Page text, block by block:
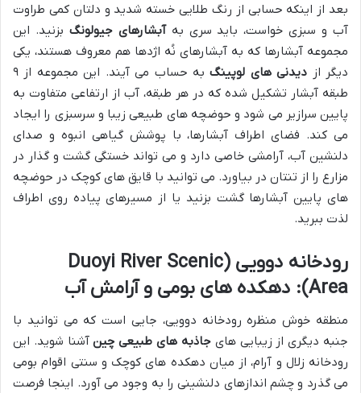
بعد از اینکه حسابی از رنگ طلایی خسته شدید و دلتان کمی طراوت
آب و سبزی خواست، باید سری بهآبشارهای جیولونگ بزنید. این
مجموعه آبشارها که به آبشارهای نُه اژدها هم معروف هستند، یکی
دیگر از دیدنی های لوپینگ
به حساب می آیند. این مجموعه از ۹
طبقه آبشار تشکیل شده که در هر طبقه، آب از ارتفاعی متفاوت به
پایین سرازیر می شود و حوضچه های طبیعی زیبا و سرسبزی را ایجاد
می کند. فضای اطراف آبشارها، با پوشش گیاهی انبوه و صدای
دلنشین آب، آرامشی خاصی دارد و می تواند خستگی گشت و گذار در
مزارع را از تنتان در بیاورد. می توانید با قایق های کوچک در حوضچه
های پایین آبشارها گشت بزنید یا از مسیرهای پیاده روی اطراف
لذت ببرید.
رودخانه دوویی (Duoyi River Scenic
Area): دهکده های بومی و آرامش آب
منطقه خوش منظره رودخانه دوویی، جایی است که می توانید با
جنبه دیگری از زیبایی هایجاذبه های طبیعی چینآشنا شوید. این
رودخانه زلال و آرام، از میان دهکده های کوچک و سنتی اقوام بومی
می گذرد و چشم اندازهای دلنشینی را به وجود می آورد. اینجا فرصت